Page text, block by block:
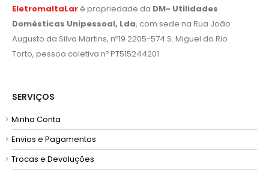
EletromaltaLar é propriedade da DM- Utilidades
Domésticas Unipessoal, Lda, com sede na Rua João
Augusto da Silva Martins, nº19 2205-574 S. Miguel do Rio
Torto, pessoa coletiva nº PT515244201
SERVIÇOS
Minha Conta
Envios e Pagamentos
Trocas e Devoluções